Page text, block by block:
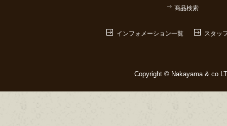
商品検索
インフォメーション一覧 スタッ
Copyright © Nakayama & co